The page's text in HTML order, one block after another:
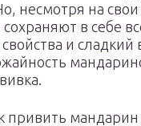
несмотря на
в себе
и сладкий
привить